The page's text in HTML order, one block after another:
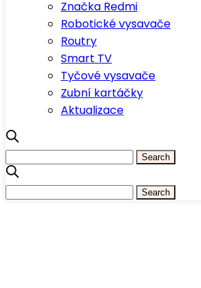
Značka Redmi
Robotické vysavače
Routry
Smart TV
Tyčové vysavače
Zubní kartáčky
Aktualizace